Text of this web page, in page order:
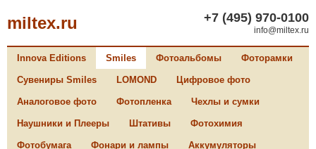
miltex.ru +7 (495) 970-0100
info@miltex.ru
Innova Editions Smiles Фотоальбомы Фоторамки
Сувениры Smiles LOMOND Цифровое фото
Аналоговое фото Фотопленка Чехлы и сумки
Наушники и Плееры Штативы Фотохимия
Фотобумага Фонари и лампы Аккумуляторы